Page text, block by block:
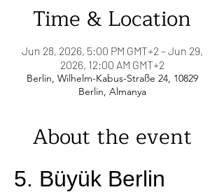
Time & Location
Jun 28, 2026, 5:00 PM GMT+2 – Jun 29,
2026, 12:00 AM GMT+2
Berlin, Wilhelm-Kabus-Straße 24, 10829
Berlin, Almanya
About the event
5. Büyük Berlin